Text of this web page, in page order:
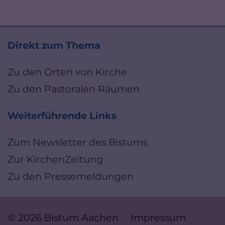
Direkt zum Thema
Zu den Orten von Kirche
Zu den Pastoralen Räumen
Weiterführende Links
Zum Newsletter des Bistums
Zur KirchenZeitung
Zu den Pressemeldungen
© 2026 Bistum Aachen
Impressum